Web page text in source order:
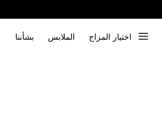
اختيار المزاج الملابس بشأننا